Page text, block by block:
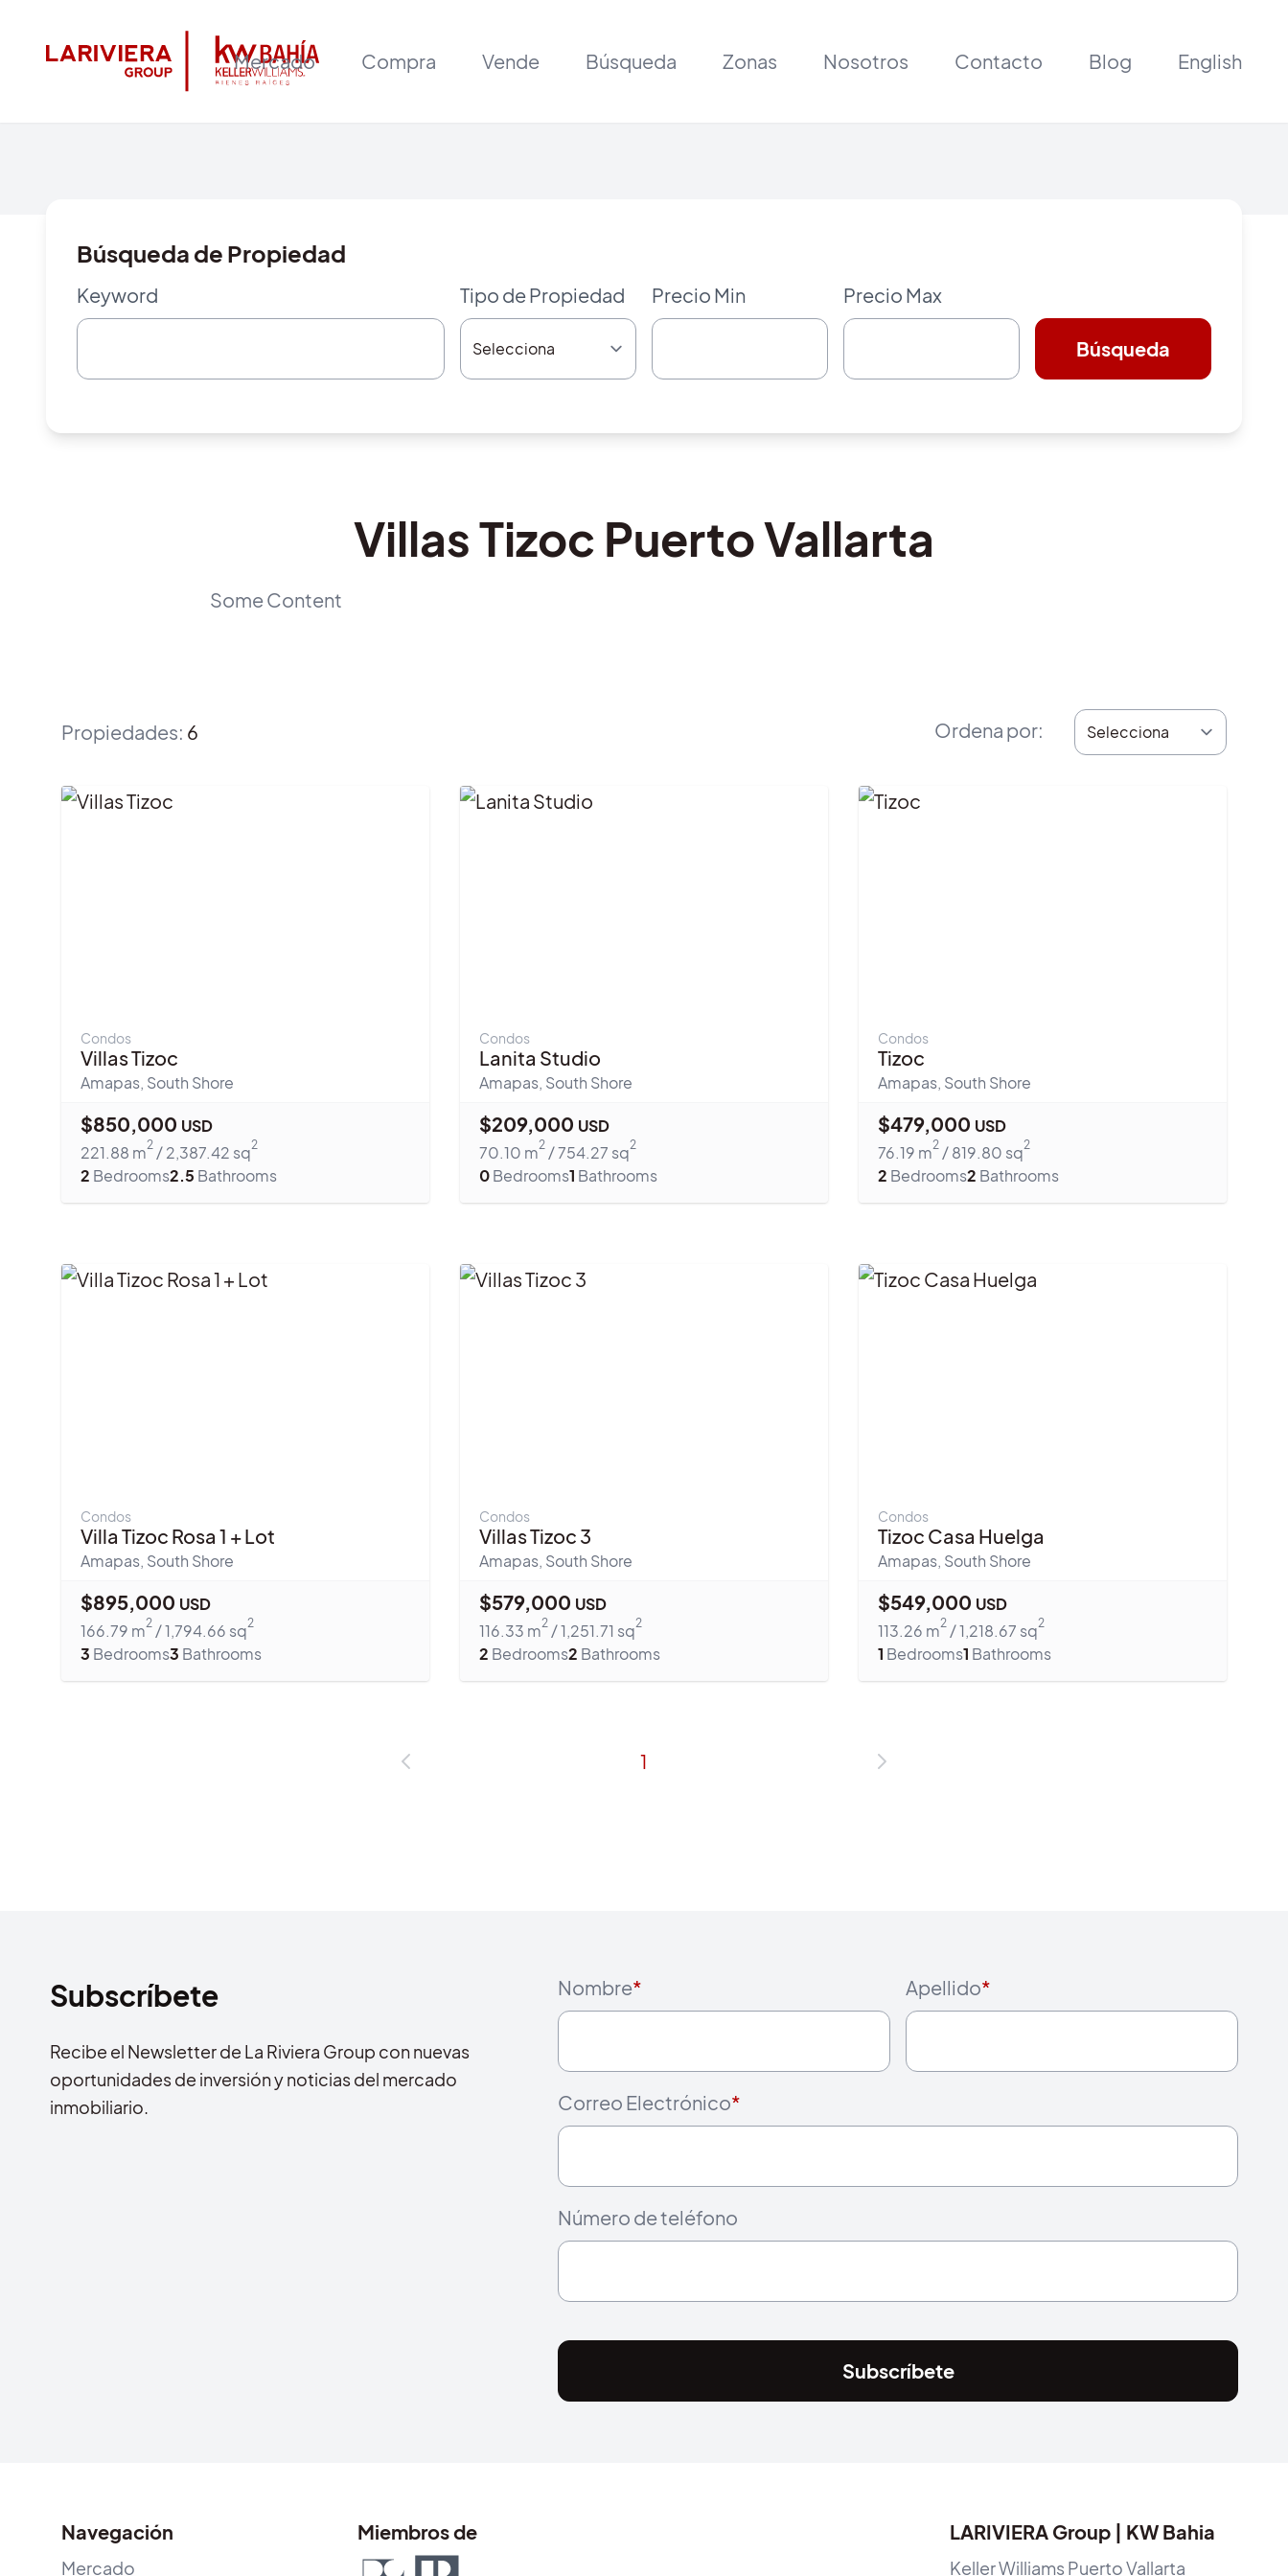
Mercado Compra Vende Búsqueda Zonas Nosotros Contacto Blog English
Búsqueda de Propiedad
Keyword Tipo de Propiedad Precio Min Precio Max
Búsqueda
Villas Tizoc Puerto Vallarta
Some Content
Propiedades: 6 Ordena por:
Condos
Villas Tizoc
Amapas, South Shore
$850,000 USD
221.88 m2 /2,387.42 sq2
2 Bedrooms2.5 Bathrooms
Condos
Lanita Studio
Amapas, South Shore
$209,000 USD
70.10 m2 /754.27 sq2
0Bedrooms1 Bathrooms
Condos
Tizoc
Amapas, South Shore
$479,000 USD
76.19 m2 /819.80 sq2
2 Bedrooms2 Bathrooms
Condos
Villa Tizoc Rosa 1 + Lot
Amapas, South Shore
$895,000 USD
166.79 m2 /1,794.66 sq2
3 Bedrooms3 Bathrooms
Condos
Villas Tizoc 3
Amapas, South Shore
$579,000 USD
116.33 m2 /1,251.71 sq2
2 Bedrooms2 Bathrooms
Condos
Tizoc Casa Huelga
Amapas, South Shore
$549,000 USD
113.26 m2 /1,218.67 sq2
1 Bedrooms1 Bathrooms
1
Subscríbete
Recibe el Newsletter de La Riviera Group con nuevas
oportunidades de inversión y noticias del mercado
inmobiliario.
Nombre* Apellido*
Correo Electrónico*
Número de teléfono
Subscríbete
Navegación
Mercado
Miembros de LARIVIERA Group | KW Bahia
Keller Williams Puerto Vallarta